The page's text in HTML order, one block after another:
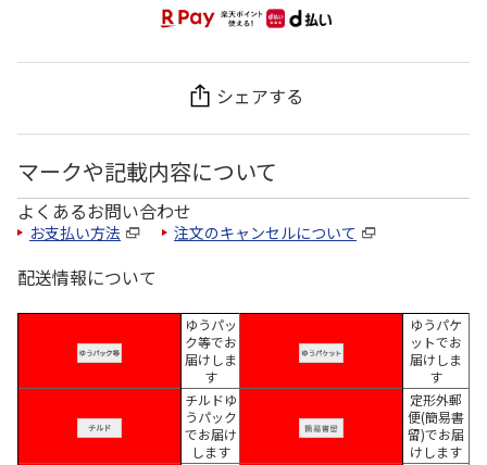
シェアする
マークや記載内容について
よくあるお問い合わせ
お支払い方法 注文のキャンセルについて
配送情報について
ゆうパッ
ク等でお
届けしま
す
ゆうパケ
ットでお
届けしま
す
チルドゆ
うパック
でお届け
します
定形外郵
便(簡易書
留)でお届
けします